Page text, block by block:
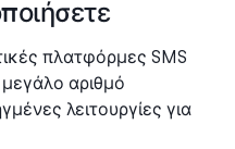
πλατφόρμες SMS
μεγάλο αριθμό
λειτουργίες για